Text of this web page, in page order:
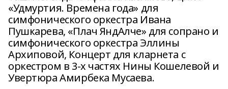
«Удмуртия. Времена года» для
симфонического оркестра Ивана
Пушкарева, «Плач ЯндАлче» для сопрано и
симфонического оркестра Эллины
Архиповой, Концерт для кларнета с
оркестром в 3-х частях Нины Кошелевой и
Увертюра Амирбека Мусаева.